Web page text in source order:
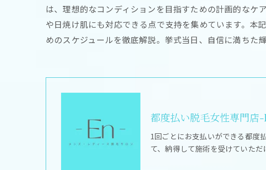
は、理想的なコンディションを目指すための計画的なケ
や日焼け肌にも対応できる点で支持を集めています。本
めのスケジュールを徹底解説。挙式当日、自信に満ちた
都度払い脱毛女性専門店
1回ごとにお支払いができる都度
て、納得して施術を受けていただ